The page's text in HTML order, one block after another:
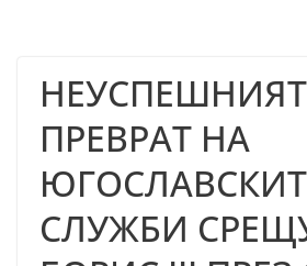
НЕУСПЕШНИЯТ
ПРЕВРАТ НА
СЛУЖБИ